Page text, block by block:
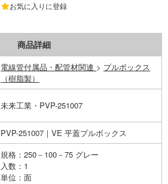
お気に入りに登録
商品詳細
電線管付属品・配管材関連 > プルボックス
（樹脂製）
未来工業・PVP-251007
PVP-251007｜VE 平蓋プルボックス
規格：250－100－75 グレー
入数：1
単位：面